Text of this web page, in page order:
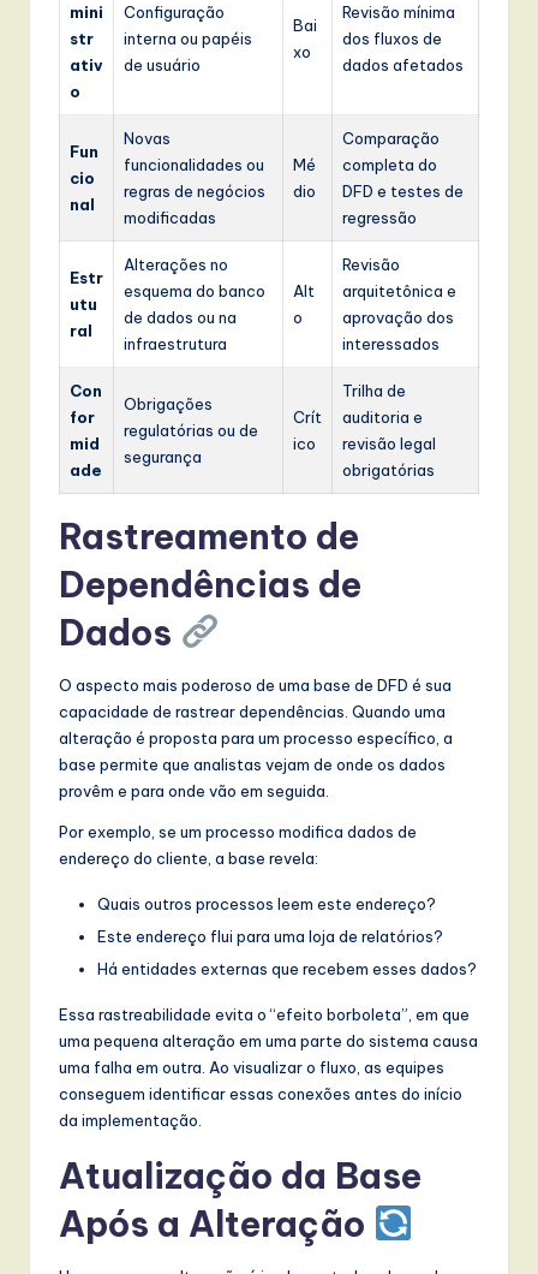
mini
str
ativ
o
Configuração
interna ou papéis
de usuário
Bai
xo
Revisão mínima
dos fluxos de
dados afetados
Fun
cio
nal
Novas
funcionalidades ou
regras de negócios
modificadas
Mé
dio
Comparação
completa do
DFD e testes de
regressão
Estr
utu
ral
Alterações no
esquema do banco
de dados ou na
infraestrutura
Alt
o
Revisão
arquitetônica e
aprovação dos
interessados
Con
for
mid
ade
Obrigações
regulatórias ou de
segurança
Crít
ico
Trilha de
auditoria e
revisão legal
obrigatórias
Rastreamento de
Dependências de
Dados
O aspecto mais poderoso de uma base de DFD é sua
capacidade de rastrear dependências. Quando uma
alteração é proposta para um processo específico, a
base permite que analistas vejam de onde os dados
provêm e para onde vão em seguida.
Por exemplo, se um processo modifica dados de
endereço do cliente, a base revela:
Quais outros processos leem este endereço?
Este endereço flui para uma loja de relatórios?
Há entidades externas que recebem esses dados?
Essa rastreabilidade evita o “efeito borboleta”, em que
uma pequena alteração em uma parte do sistema causa
uma falha em outra. Ao visualizar o fluxo, as equipes
conseguem identificar essas conexões antes do início
da implementação.
Atualização da Base
Após a Alteração